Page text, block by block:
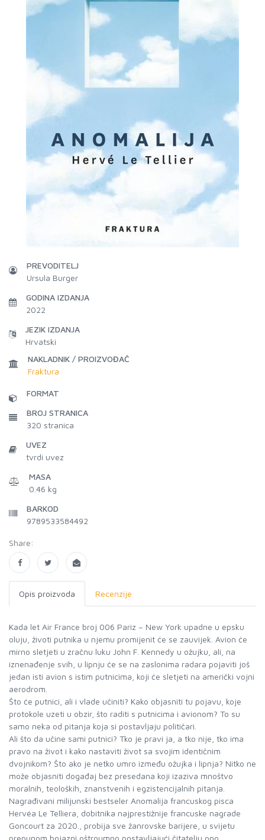
PREVODITELJ
Ursula Burger
GODINA IZDANJA
2022
JEZIK IZDANJA
Hrvatski
NAKLADNIK / PROIZVOĐAČ
Fraktura
FORMAT
BROJ STRANICA
320 stranica
UVEZ
tvrdi uvez
MASA
0.46 kg
BARKOD
9789533584492
Share:
Opis proizvoda Recenzije
Kada let Air France broj 006 Pariz – New York upadne u epsku
oluju, životi putnika u njemu promijenit će se zauvijek. Avion će
mirno sletjeti u zračnu luku John F. Kennedy u ožujku, ali, na
iznenađenje svih, u lipnju će se na zaslonima radara pojaviti još
jedan isti avion s istim putnicima, koji će sletjeti na američki vojni
aerodrom.
Što će putnici, ali i vlade učiniti? Kako objasniti tu pojavu, koje
protokole uzeti u obzir, što raditi s putnicima i avionom? To su
samo neka od pitanja koja si postavljaju političari.
Ali što da učine sami putnici? Tko je pravi ja, a tko nije, tko ima
pravo na život i kako nastaviti život sa svojim identičnim
dvojnikom? Što ako je netko umro između ožujka i lipnja? Nitko ne
može objasniti događaj bez presedana koji izaziva mnoštvo
moralnih, teoloških, znanstvenih i egzistencijalnih pitanja.
Nagrađivani milijunski bestseler Anomalija francuskog pisca
Hervéa Le Telliera, dobitnika najprestižnije francuske nagrade
Goncourt za 2020., probija sve žanrovske barijere, u svijetu
prepunom bojazni oštroumno postavljajući čitatelju ono